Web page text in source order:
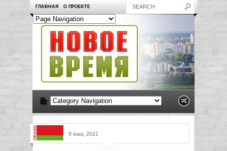
ГЛАВНАЯ О ПРОЕКТЕ
9 мая, 2021